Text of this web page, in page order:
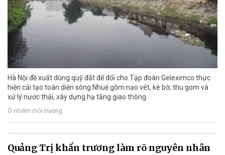
Hà Nội đề xuất dùng quỹ đất để đổi cho Tập đoàn Geleximco thực
hiện cải tạo toàn diện sông Nhuệ gồm nạo vét, kè bờ, thu gom và
xử lý nước thải, xây dựng hạ tầng giao thông.
Ô nhiễm môi trường
Quảng Trị khẩn trương làm rõ nguyên nhân